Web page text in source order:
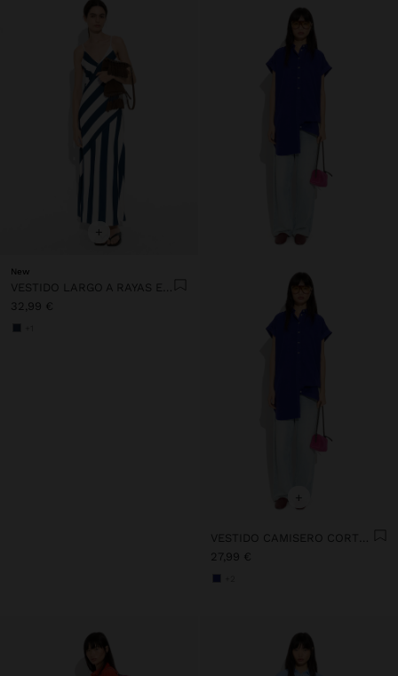
+
New
VESTIDO LARGO A RAYAS EN CONTRASTE
32,99 €
+
VESTIDO CAMISERO CORTO 100 % DE LIOCELL
27,99 €